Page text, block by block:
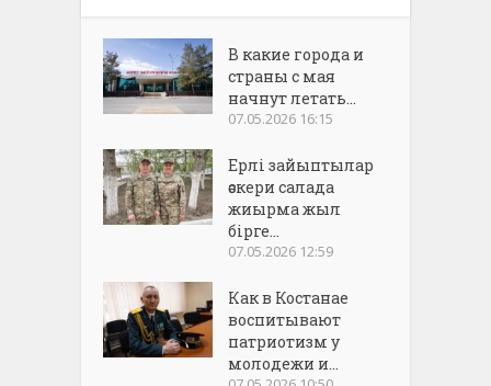
В какие города и
страны с мая
начнут летать...
07.05.2026 16:15
Ерлі зайыптылар
әскери салада
жиырма жыл
бірге...
07.05.2026 12:59
Как в Костанае
воспитывают
патриотизм у
молодежи и...